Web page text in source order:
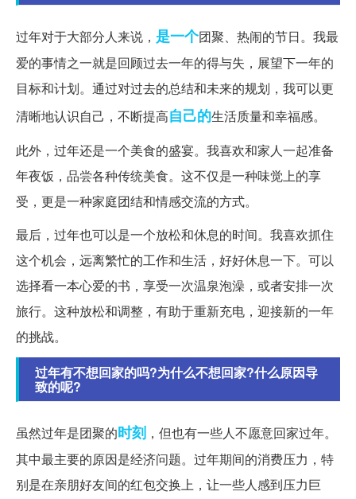
过年对于大部分人来说， 是一个团聚、热闹的节日。我最
爱的事情之一就是回顾过去一年的得与失，展望下一年的
目标和计划。通过对过去的总结和未来的规划，我可以更
清晰地认识自己，不断提高自己的生活质量和幸福感。
此外，过年还是一个美食的盛宴。我喜欢和家人一起准备
年夜饭，品尝各种传统美食。这不仅是一种味觉上的享
受，更是一种家庭团结和情感交流的方式。
最后，过年也可以是一个放松和休息的时间。我喜欢抓住
这个机会，远离繁忙的工作和生活，好好休息一下。可以
选择看一本心爱的书，享受一次温泉泡澡，或者安排一次
旅行。这种放松和调整，有助于重新充电，迎接新的一年
的挑战。
过年有不想回家的吗?为什么不想回家?什么原因导
致的呢?
虽然过年是团聚的时刻 ，但也有一些人不愿意回家过年。
其中最主要的原因是经济问题。过年期间的消费压力，特
别是在亲朋好友间的红包交换上，让一些人感到压力巨